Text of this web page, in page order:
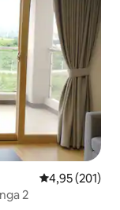
Priemerné
4,95 (201)
2